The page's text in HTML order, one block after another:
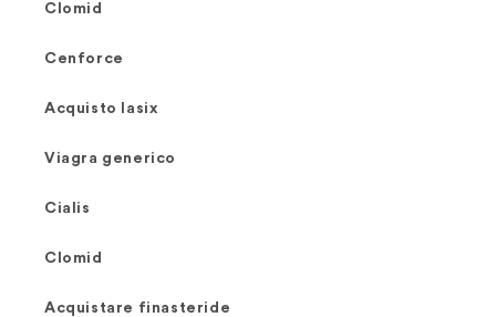
Clomid
Cenforce
Acquisto lasix
Viagra generico
Cialis
Clomid
Acquistare finasteride